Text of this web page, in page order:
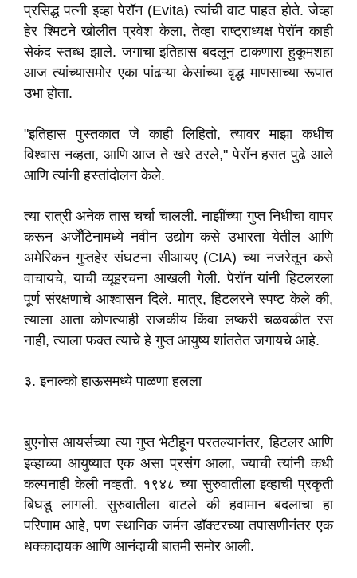
प्रसिद्ध पत्नी इव्हा पेरॉन (Evita) त्यांची वाट पाहत होते. जेव्हा
हेर श्मिटने खोलीत प्रवेश केला, तेव्हा राष्ट्राध्यक्ष पेरॉन काही
सेकंद स्तब्ध झाले. जगाचा इतिहास बदलून टाकणारा हुकूमशहा
आज त्यांच्यासमोर एका पांढऱ्या केसांच्या वृद्ध माणसाच्या रूपात
उभा होता.
"इतिहास पुस्तकात जे काही लिहितो, त्यावर माझा कधीच
विश्वास नव्हता, आणि आज ते खरे ठरले," पेरॉन हसत पुढे आले
आणि त्यांनी हस्तांदोलन केले.
त्या रात्री अनेक तास चर्चा चालली. नाझींच्या गुप्त निधीचा वापर
करून अर्जेंटिनामध्ये नवीन उद्योग कसे उभारता येतील आणि
अमेरिकन गुप्तहेर संघटना सीआयए (CIA) च्या नजरेतून कसे
वाचायचे, याची व्यूहरचना आखली गेली. पेरॉन यांनी हिटलरला
पूर्ण संरक्षणाचे आश्वासन दिले. मात्र, हिटलरने स्पष्ट केले की,
त्याला आता कोणत्याही राजकीय किंवा लष्करी चळवळीत रस
नाही, त्याला फक्त त्याचे हे गुप्त आयुष्य शांततेत जगायचे आहे.
३. इनाल्को हाऊसमध्ये पाळणा हलला
बुएनोस आयर्सच्या त्या गुप्त भेटीहून परतल्यानंतर, हिटलर आणि
इव्हाच्या आयुष्यात एक असा प्रसंग आला, ज्याची त्यांनी कधी
कल्पनाही केली नव्हती. १९४८ च्या सुरुवातीला इव्हाची प्रकृती
बिघडू लागली. सुरुवातीला वाटले की हवामान बदलाचा हा
परिणाम आहे, पण स्थानिक जर्मन डॉक्टरच्या तपासणीनंतर एक
धक्कादायक आणि आनंदाची बातमी समोर आली.